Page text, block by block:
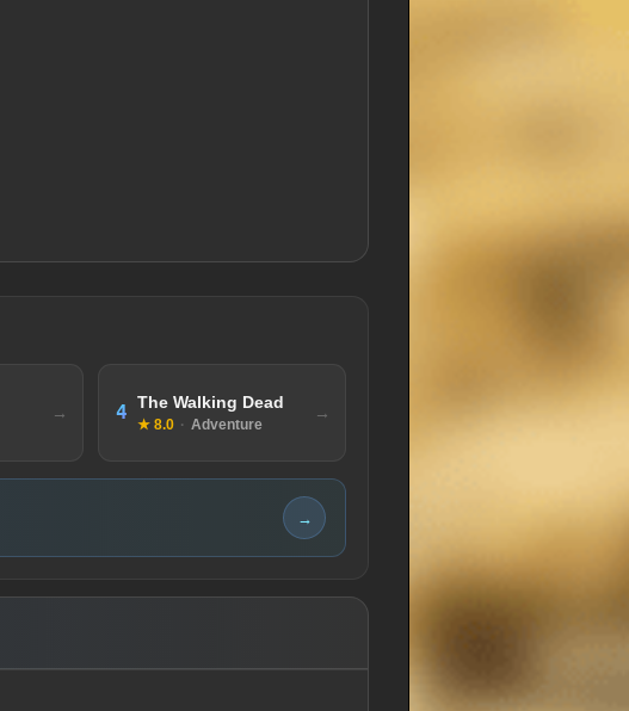
4 The Walking Dead
★ 8.0 · Adventure
→